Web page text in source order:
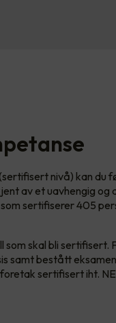
nivå) kan du
av et uavhengig og
sertifiserer 405
skal bli sertifisert.
samt bestått
sertifisert iht.